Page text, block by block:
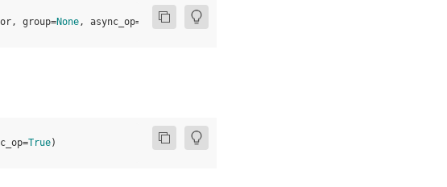
, group=None, async_op= False)
=True)